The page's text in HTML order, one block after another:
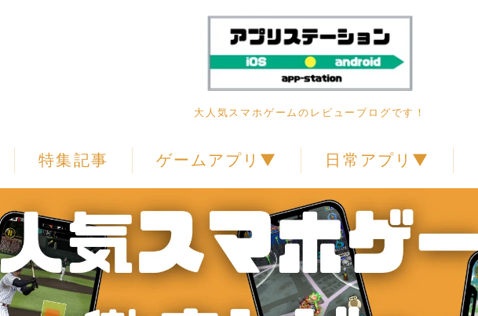
大人気スマホゲームのレビューブログです！
特集記事 ゲームアプリ▼
アドベンチャー
日常アプリ▼